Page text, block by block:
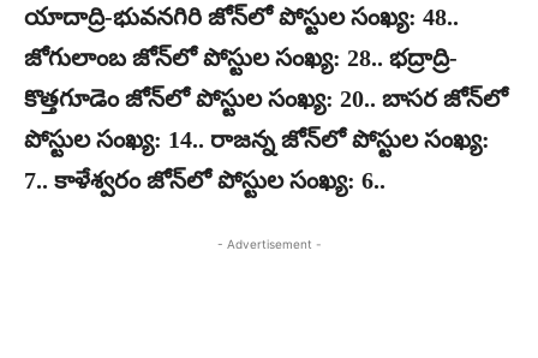
యాదాద్రి-భువనగిరి జోన్‌లో పోస్టుల సంఖ్య: 48..
జోగులాంబ జోన్‌లో పోస్టుల సంఖ్య: 28.. భద్రాద్రి-
కొత్తగూడెం జోన్‌లో పోస్టుల సంఖ్య: 20.. బాసర జోన్‌లో
పోస్టుల సంఖ్య: 14.. రాజన్న జోన్‌లో పోస్టుల సంఖ్య:
7.. కాళేశ్వరం జోన్‌లో పోస్టుల సంఖ్య: 6..
- Advertisement -